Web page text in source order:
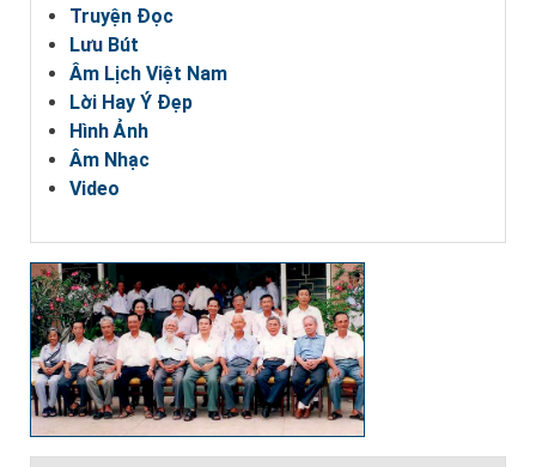
Truyện Đọc
Lưu Bút
Âm Lịch Việt Nam
Lời Hay Ý Đẹp
Hình Ảnh
Âm Nhạc
Video